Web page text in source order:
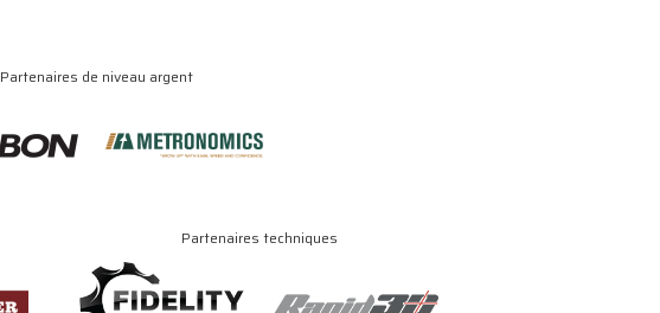
Partenaires de niveau argent
Partenaires techniques